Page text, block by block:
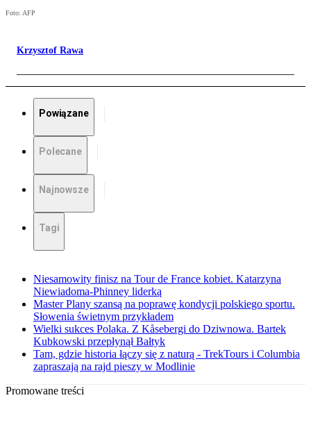
Foto: AFP
Krzysztof Rawa
Powiązane
Polecane
Najnowsze
Tagi
Niesamowity finisz na Tour de France kobiet. Katarzyna
Niewiadoma-Phinney liderką
Master Plany szansą na poprawę kondycji polskiego sportu.
Słowenia świetnym przykładem
Wielki sukces Polaka. Z Kåsebergi do Dziwnowa. Bartek
Kubkowski przepłynął Bałtyk
Tam, gdzie historia łączy się z naturą - TrekTours i Columbia
zapraszają na rajd pieszy w Modlinie
Promowane treści